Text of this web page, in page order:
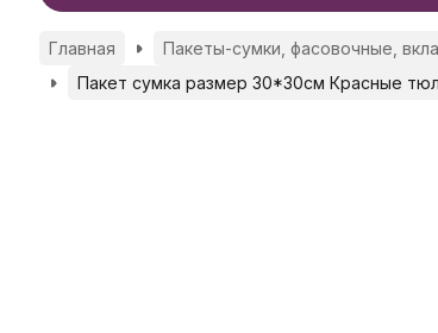
Главная Пакеты-сумки, фасовочные,
Пакет сумка размер 30*30см Красные